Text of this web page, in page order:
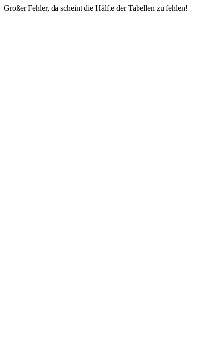
Großer Fehler, da scheint die Hälfte der Tabellen zu fehlen!